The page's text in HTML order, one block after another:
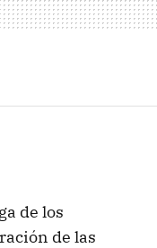
de los
de las